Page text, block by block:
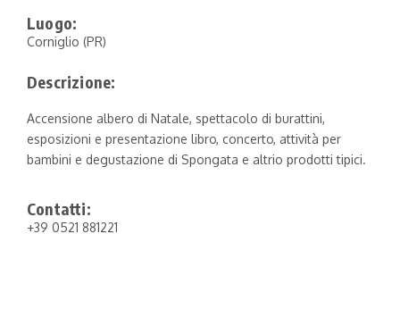
Luogo:
Corniglio (PR)
Descrizione:
Accensione albero di Natale, spettacolo di burattini,
esposizioni e presentazione libro, concerto, attività per
bambini e degustazione di Spongata e altrio prodotti tipici.
Contatti:
+39 0521 881221